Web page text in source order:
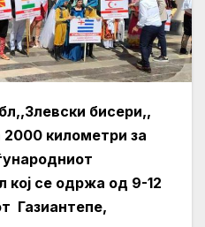
бисери,,
километри за
кој се одржа од 9-12
Газиантепе,